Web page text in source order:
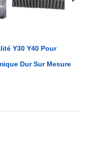
Y30 Y40 Pour
Dur Sur Mesure